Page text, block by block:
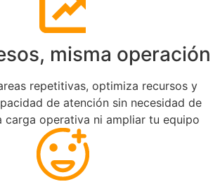
misma operación
repetitivas, optimiza recursos y
de atención sin necesidad de
carga operativa ni ampliar tu equipo